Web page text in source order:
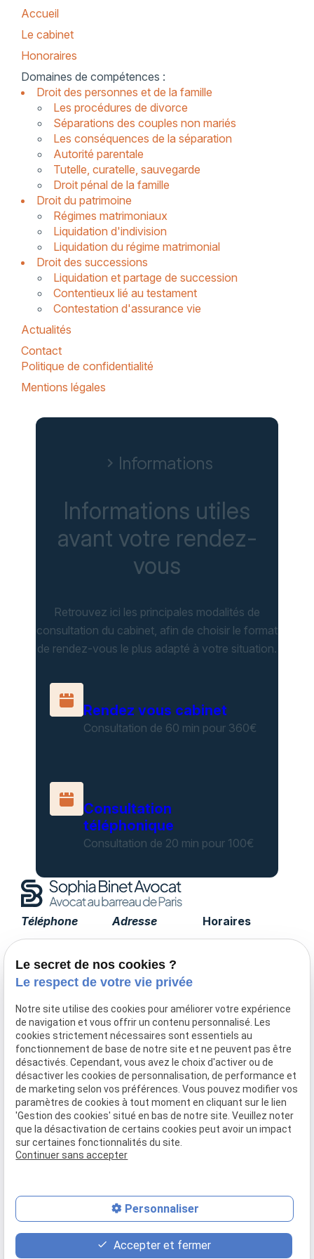
Accueil
Le cabinet
Honoraires
Domaines de compétences
Droit des personnes et de la famille
Les procédures de divorce
Séparations des couples non mariés
Les conséquences de la séparation
Autorité parentale
Tutelle, curatelle, sauvegarde
Droit pénal de la famille
Droit du patrimoine
Régimes matrimoniaux
Liquidation d'indivision
Liquidation du régime matrimonial
Droit des successions
Liquidation et partage de succession
Contentieux lié au testament
Contestation d'assurance vie
Actualités
Contact
Politique de confidentialité
Mentions légales
chevron_right Informations
Informations utiles
avant votre rendez-
vous
Retrouvez ici les principales modalités de
consultation du cabinet, afin de choisir le format
de rendez-vous le plus adapté à votre situation.
Rendez vous cabinet
Consultation de 60 min pour 360€
Consultation
téléphonique
Consultation de 20 min pour 100€
Téléphone
Adresse
Tourville
75007 PARIS
Horaires
Accueil
Le cabinet
Honoraires
Domaines de compétences
Actualités
Contact
Mentions légales
place contact_page phone
Le secret de nos cookies ?
Le respect de votre vie privée
Notre site utilise des cookies pour améliorer votre expérience
de navigation et vous offrir un contenu personnalisé. Les
cookies strictement nécessaires sont essentiels au
fonctionnement de base de notre site et ne peuvent pas être
désactivés. Cependant, vous avez le choix d'activer ou de
désactiver les cookies de personnalisation, de performance et
de marketing selon vos préférences. Vous pouvez modifier vos
paramètres de cookies à tout moment en cliquant sur le lien
'Gestion des cookies' situé en bas de notre site. Veuillez noter
que la désactivation de certains cookies peut avoir un impact
sur certaines fonctionnalités du site.
Continuer sans accepter
Personnaliser
Accepter et fermer